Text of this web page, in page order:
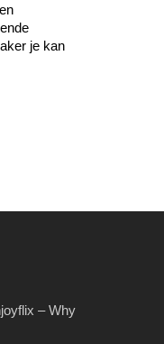
je kan
– Why